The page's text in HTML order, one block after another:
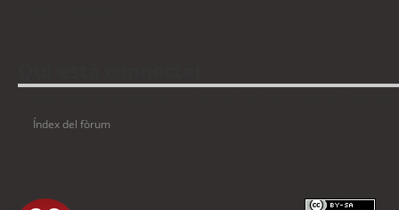
Índex del fòrum